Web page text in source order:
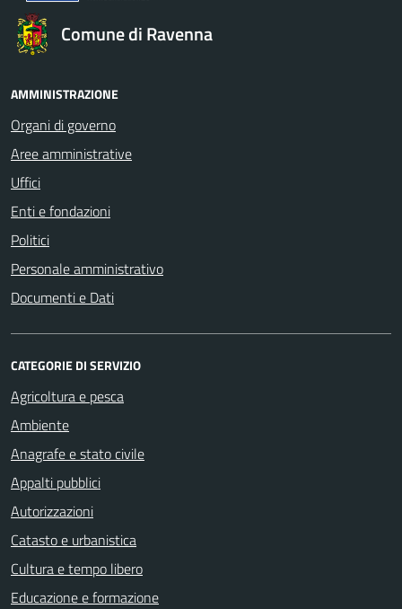
Comune di Ravenna
AMMINISTRAZIONE
Organi di governo
Aree amministrative
Uffici
Enti e fondazioni
Politici
Personale amministrativo
Documenti e Dati
CATEGORIE DI SERVIZIO
Agricoltura e pesca
Ambiente
Anagrafe e stato civile
Appalti pubblici
Autorizzazioni
Catasto e urbanistica
Cultura e tempo libero
Educazione e formazione